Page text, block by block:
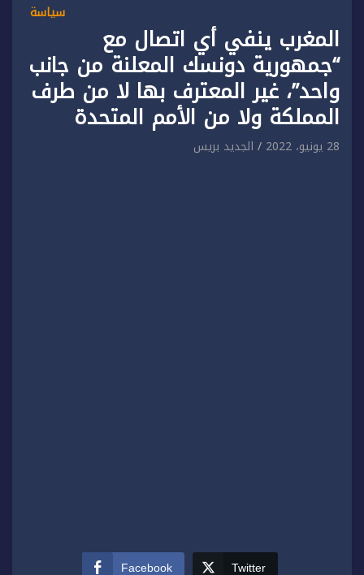
سياسة
المغرب ينفي أي اتصال مع
“جمهورية دونسك المعلنة من جانب
واحد”، غير المعترف بها لا من طرف
المملكة ولا من الأمم المتحدة
28 يونيو، 2022 الجديد بريس
Facebook Twitter